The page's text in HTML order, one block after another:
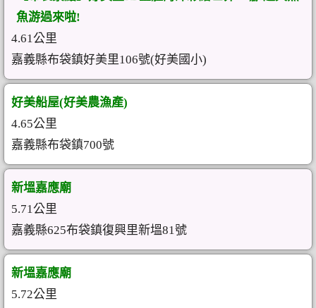
魚游過來啦!
4.61公里
嘉義縣布袋鎮好美里106號(好美國小)
好美船屋(好美農漁產)
4.65公里
嘉義縣布袋鎮700號
新塭嘉應廟
5.71公里
嘉義縣625布袋鎮復興里新塭81號
新塭嘉應廟
5.72公里